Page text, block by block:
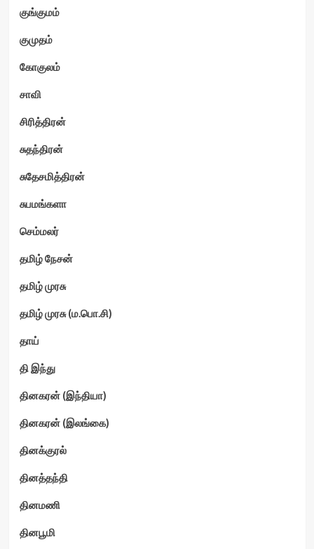
குங்குமம்
குமுதம்
கோகுலம்
சாவி
சிரித்திரன்
சுதந்திரன்
சுதேசமித்திரன்
சுபமங்களா
செம்மலர்
தமிழ் நேசன்
தமிழ் முரசு
தமிழ் முரசு (ம.பொ.சி)
தாய்
தி இந்து
தினகரன் (இந்தியா)
தினகரன் (இலங்கை)
தினக்குரல்
தினத்தந்தி
தினமணி
தினபூமி